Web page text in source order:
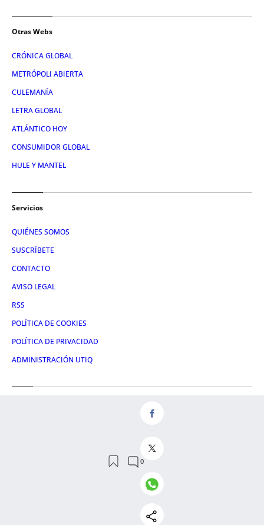
Otras Webs
CRÓNICA GLOBAL
METRÓPOLI ABIERTA
CULEMANÍA
LETRA GLOBAL
ATLÁNTICO HOY
CONSUMIDOR GLOBAL
HULE Y MANTEL
Servicios
QUIÉNES SOMOS
SUSCRÍBETE
CONTACTO
AVISO LEGAL
RSS
POLÍTICA DE COOKIES
POLÍTICA DE PRIVACIDAD
ADMINISTRACIÓN UTIQ
© 2026 Crónica Vasca S.L.